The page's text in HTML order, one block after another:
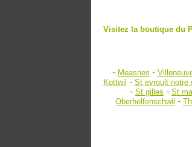
Visitez la boutique du
- Measnes -
Kottwil - St evroult notre
- St gilles - St
Oberhelfenschwil -